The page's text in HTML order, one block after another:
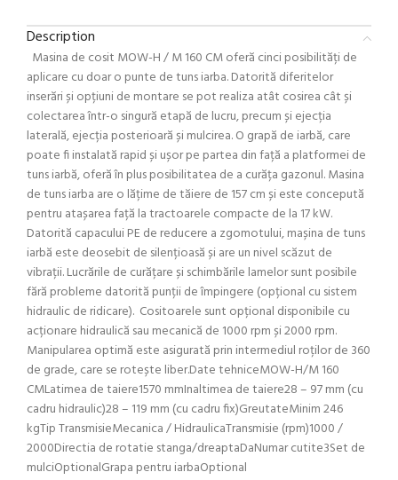
Description
Masina de cosit MOW-H / M 160 CM oferă cinci posibilități de
aplicare cu doar o punte de tuns iarba. Datorită diferitelor
inserări și opțiuni de montare se pot realiza atât cosirea cât și
colectarea într-o singură etapă de lucru, precum și ejecția
laterală, ejecția posterioară și mulcirea. O grapă de iarbă, care
poate fi instalată rapid și ușor pe partea din față a platformei de
tuns iarbă, oferă în plus posibilitatea de a curăța gazonul. Masina
de tuns iarba are o lățime de tăiere de 157 cm și este concepută
pentru atașarea față la tractoarele compacte de la 17 kW.
Datorită capacului PE de reducere a zgomotului, mașina de tuns
iarbă este deosebit de silențioasă și are un nivel scăzut de
vibrații. Lucrările de curățare și schimbările lamelor sunt posibile
fără probleme datorită punții de împingere (opțional cu sistem
hidraulic de ridicare). Cositoarele sunt opțional disponibile cu
acționare hidraulică sau mecanică de 1000 rpm și 2000 rpm.
Manipularea optimă este asigurată prin intermediul roților de 360
de grade, care se rotește liber.Date tehniceMOW-H/M 160
CMLatimea de taiere1570 mmInaltimea de taiere28 – 97 mm (cu
cadru hidraulic)28 – 119 mm (cu cadru fix)GreutateMinim 246
kgTip TransmisieMecanica / HidraulicaTransmisie (rpm)1000 /
2000Directia de rotatie stanga/dreaptaDaNumar cutite3Set de
mulciOptionalGrapa pentru iarbaOptional